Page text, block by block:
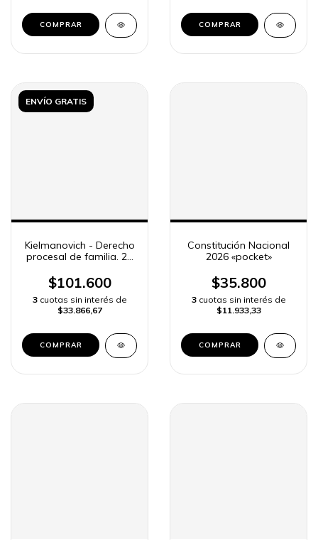
COMPRAR COMPRAR
ENVÍO GRATIS
Kielmanovich - Derecho
procesal de familia. 2a
$101.600
3 cuotas sin interés de
$33.866,67
COMPRAR
Constitución Nacional
2026 «pocket»
$35.800
3 cuotas sin interés de
$11.933,33
COMPRAR